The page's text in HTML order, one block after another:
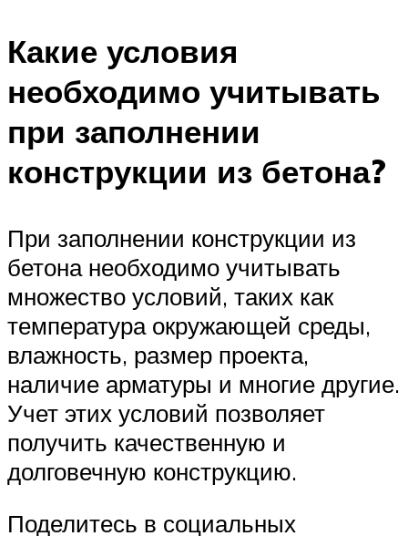
Какие условия
необходимо учитывать
при заполнении
конструкции из бетона?
При заполнении конструкции из
бетона необходимо учитывать
множество условий, таких как
температура окружающей среды,
влажность, размер проекта,
наличие арматуры и многие другие.
Учет этих условий позволяет
получить качественную и
долговечную конструкцию.
Поделитесь в социальных